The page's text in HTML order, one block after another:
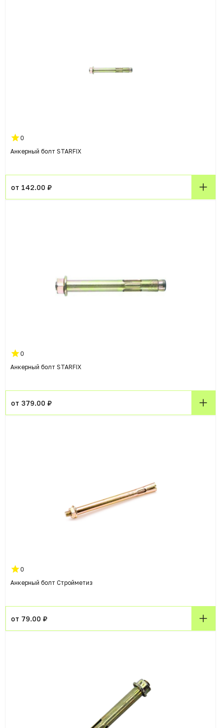
0
Анкерный болт STARFIX
от 142.00 ₽
0
Анкерный болт STARFIX
от 379.00 ₽
0
Анкерный болт Стройметиз
от 79.00 ₽